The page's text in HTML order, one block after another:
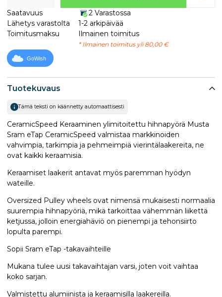
Tuotekuvaus
Tämä teksti on käännetty automaattisesti
CeramicSpeed Keraaminen ylimitoitettu hihnapyörä Musta
Sram eTap​ CeramicSpeed valmistaa markkinoiden
vahvimpia, tarkimpia ja pehmeimpiä vierintälaakereita, ne
ovat kaikki keraamisia.
Keraamiset laakerit antavat myös paremman hyödyn
wateille.
Oversized Pulley wheels ovat nimensä mukaisesti normaalia
suurempia hihnapyöriä, mikä tarkoittaa vähemmän liikettä
ketjussa, jolloin energiahäviö on pienempi ja tehonsiirto
lopulta parempi.
Sopii Sram eTap -takavaihteille
Mukana tulee uusi takavaihtajan varsi, joten voit vaihtaa
koko sarjan.
Valmistettu alumiinista ja keraamisilla laakereilla.
Saatavuus
2 Varastossa
Lähetys varastolta
1-2 arkipäivää
Toimitusmaksu
Ilmainen toimitus
* Ilmainen toimitus yli 80,00 €
GoWish